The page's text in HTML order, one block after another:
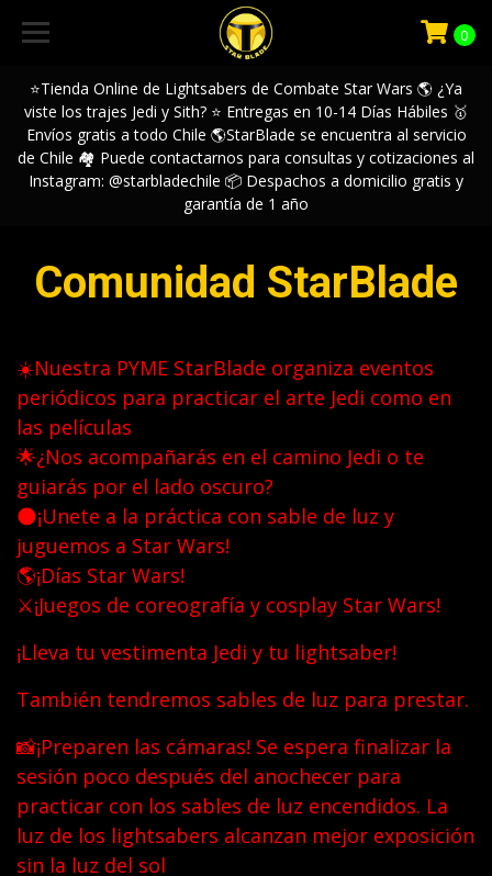
⭐️Tienda Online de Lightsabers de Combate Star Wars 🌎 ¿Ya
viste los trajes Jedi y Sith? ⭐️ Entregas en 10-14 Días Hábiles 🥇
Envíos gratis a todo Chile 🌎StarBlade se encuentra al servicio
de Chile 🏘️ Puede contactarnos para consultas y cotizaciones al
Instagram: @starbladechile 📦 Despachos a domicilio gratis y
garantía de 1 año
0
Comunidad StarBlade
☀️Nuestra PYME StarBlade organiza eventos
periódicos para practicar el arte Jedi como en
las películas
🌟¿Nos acompañarás en el camino Jedi o te
guiarás por el lado oscuro?
🌑¡Unete a la práctica con sable de luz y
juguemos a Star Wars!
🌎¡Días Star Wars!
⚔¡Juegos de coreografía y cosplay Star Wars!
¡Lleva tu vestimenta Jedi y tu lightsaber!
También tendremos sables de luz para prestar.
📸¡Preparen las cámaras! Se espera finalizar la
sesión poco después del anochecer para
practicar con los sables de luz encendidos. La
luz de los lightsabers alcanzan mejor exposición
sin la luz del sol